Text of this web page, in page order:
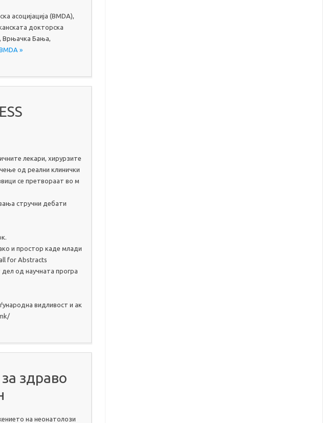
асоцијација (BMDA),
докторска
Врњачка Бања,
»
лекари, хирурзите
од реални клинички
се претвораат во м
стручни дебати
и простор каде млади
for Abstracts
дел од научната програ
видливост и ак
здраво
на неонатолози